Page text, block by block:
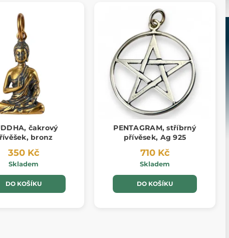
čakrový
bronz
350 Kč
Skladem
DO KOŠÍKU
PENTAGRAM, stříbrný
přívěsek, Ag 925
710 Kč
Skladem
DO KOŠÍKU